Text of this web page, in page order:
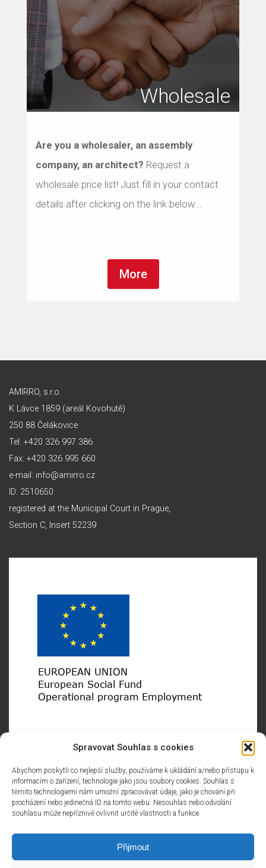
Spravovat Souhlas s cookies
Abychom poskytli co nejlepší služby, používáme k ukládání a/nebo přístupu k
informacím o zařízení, technologie jako jsou soubory cookies. Souhlas s
těmito technologiemi nám umožní zpracovávat údaje, jako je chování při
procházení nebo jedinečná ID na tomto webu. Nesouhlas nebo odvolání
souhlasu může nepříznivě ovlivnit určité vlastnosti a funkce.
Přijmout
Wholesale
Are you a wholesaler, an assembly
company, an architect? Request a
wholesale price list! Just fill in your contact
details after clicking on the link below...
More
AMIRRO, s.r.o.
K Lávce 1859 (areál Kovohutě)
250 88 Čelákovice
Tel: +420 326 997 386
Fax: +420 326 995 660
e-mail: info@amirro.cz
ID: 2510650
registered at the Municipal Court in Prague,
Section C, Insert 52239
Project: PVZ of AMIRRO employees
The project is aimed at further training of Amirro
employees. Education will take place in the following areas:
soft and managerial skills, general IT, language training,
other professional training.